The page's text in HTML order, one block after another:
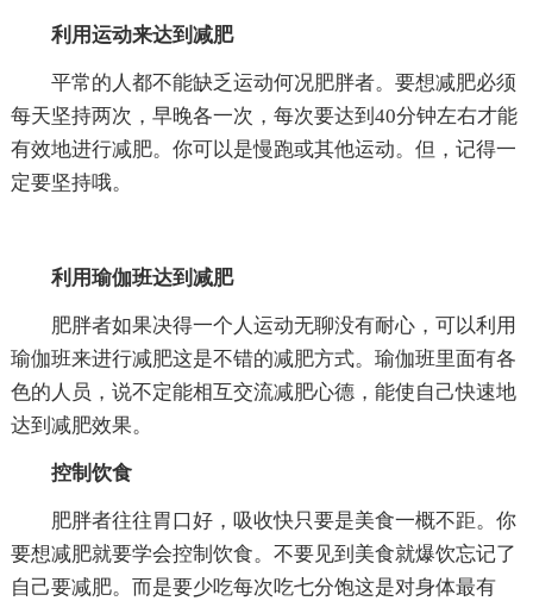
利用运动来达到减肥
平常的人都不能缺乏运动何况肥胖者。要想减肥必须
每天坚持两次，早晚各一次，每次要达到40分钟左右才能
有效地进行减肥。你可以是慢跑或其他运动。但，记得一
定要坚持哦。
利用瑜伽班达到减肥
肥胖者如果决得一个人运动无聊没有耐心，可以利用
瑜伽班来进行减肥这是不错的减肥方式。瑜伽班里面有各
色的人员，说不定能相互交流减肥心德，能使自己快速地
达到减肥效果。
控制饮食
肥胖者往往胃口好，吸收快只要是美食一概不距。你
要想减肥就要学会控制饮食。不要见到美食就爆饮忘记了
自己要减肥。而是要少吃每次吃七分饱这是对身体最有